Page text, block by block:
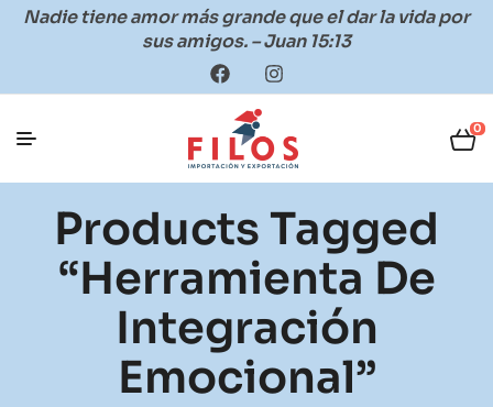
Nadie tiene amor más grande que el dar la vida por
sus amigos. – Juan 15:13
0
Products Tagged
“herramienta De
Integración
Emocional”